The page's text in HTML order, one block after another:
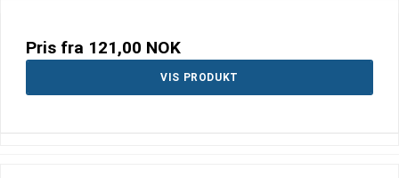
Pris fra 121,00 NOK
VIS PRODUKT